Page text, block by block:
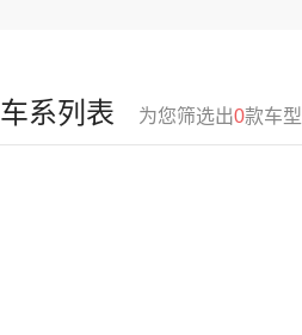
车系列表 为您筛选出0款车型